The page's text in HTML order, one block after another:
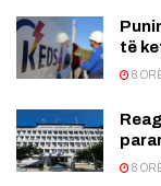
të
8
8